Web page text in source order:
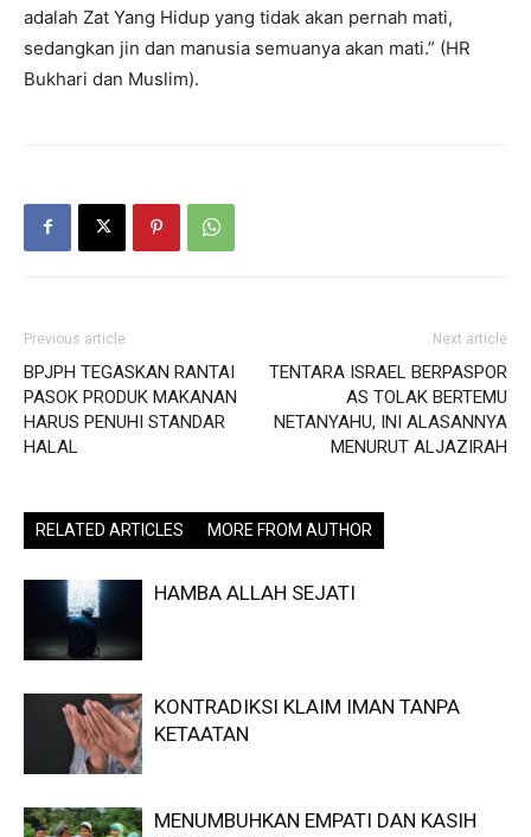
adalah Zat Yang Hidup yang tidak akan pernah mati,
sedangkan jin dan manusia semuanya akan mati.” (HR
Bukhari dan Muslim).
Previous article
BPJPH TEGASKAN RANTAI
PASOK PRODUK MAKANAN
HARUS PENUHI STANDAR
HALAL
Next article
TENTARA ISRAEL BERPASPOR
AS TOLAK BERTEMU
NETANYAHU, INI ALASANNYA
MENURUT ALJAZIRAH
RELATED ARTICLES MORE FROM AUTHOR
HAMBA ALLAH SEJATI
KONTRADIKSI KLAIM IMAN TANPA
KETAATAN
MENUMBUHKAN EMPATI DAN KASIH